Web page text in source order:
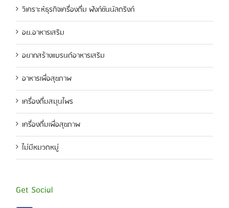
วิเคราะห์ธุรกิจเครื่องดื่ม ฟังก์ชันนัลดริงก์
อย.อาหารเสริม
อยากสร้างแบรนด์อาหารเสริม
อาหารเพื่อสุขภาพ
เครื่องดื่มสมุนไพร
เครื่องดื่มเพื่อสุขภาพ
ไม่มีหมวดหมู่
Get Social